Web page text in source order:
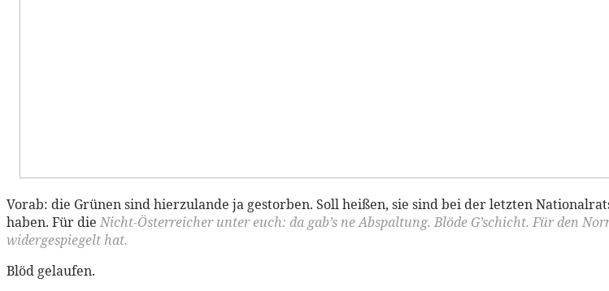
Vorab: die Grünen sind hierzulande ja gestorben. Soll heißen, sie sind bei der letzten
haben. Für die Nicht-Österreicher unter euch: da gab’s ne Abspaltung. Blöde G’schicht. Für den
widergespiegelt hat.
Blöd gelaufen.